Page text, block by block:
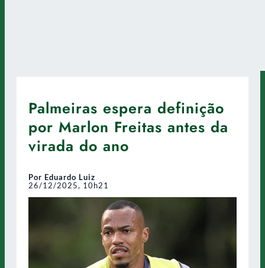
Palmeiras espera definição
por Marlon Freitas antes da
virada do ano
Por Eduardo Luiz
26/12/2025, 10h21